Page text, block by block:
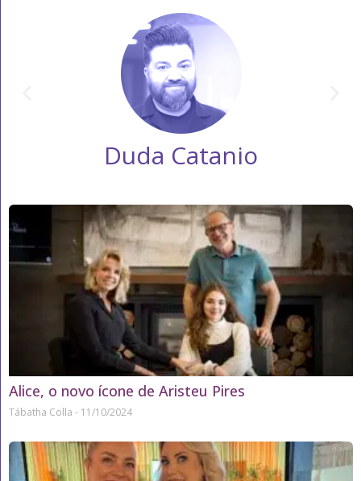
Duda Catanio
Alice, o novo ícone de Aristeu Pires
Tábatha Colla 11/10/2024